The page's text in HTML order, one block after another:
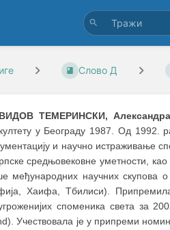
Слово Д
ТЕМЕРИНСКИ, Александра
у Београду 1987. Од 1992.
и научно истраживање
средњовековне уметности,
међународних научних скупова о
Хаифа, Тбилиси).
споменика света за
Учествовала је у припреми